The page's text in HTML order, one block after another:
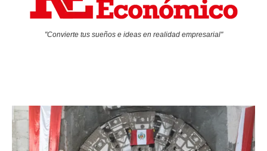
"Convierte tus sueños e ideas en realidad empresarial"